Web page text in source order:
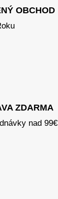
OBCHOD
ZDARMA
nad 99€